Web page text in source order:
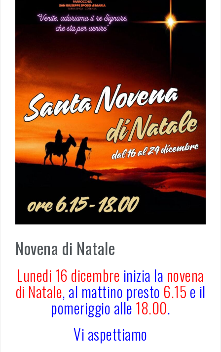
Novena di Natale
Lunedi 16 dicembre inizia la novena
di Natale, al mattino presto 6.15 e il
pomeriggio alle 18.00.
Vi aspettiamo